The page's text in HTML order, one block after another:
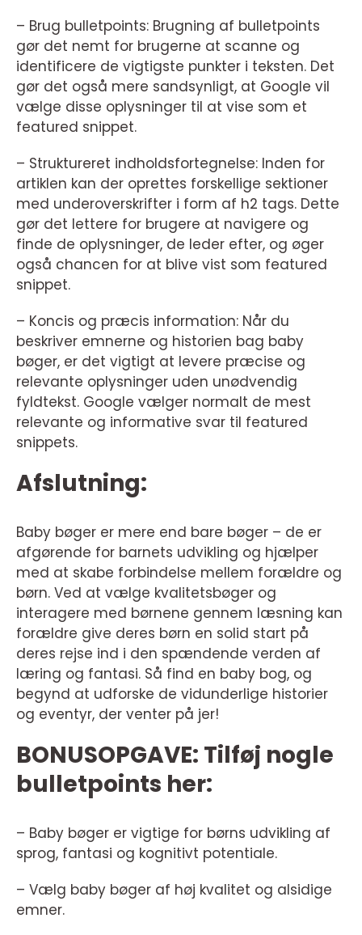
– Brug bulletpoints: Brugning af bulletpoints
gør det nemt for brugerne at scanne og
identificere de vigtigste punkter i teksten. Det
gør det også mere sandsynligt, at Google vil
vælge disse oplysninger til at vise som et
featured snippet.
– Struktureret indholdsfortegnelse: Inden for
artiklen kan der oprettes forskellige sektioner
med underoverskrifter i form af h2 tags. Dette
gør det lettere for brugere at navigere og
finde de oplysninger, de leder efter, og øger
også chancen for at blive vist som featured
snippet.
– Koncis og præcis information: Når du
beskriver emnerne og historien bag baby
bøger, er det vigtigt at levere præcise og
relevante oplysninger uden unødvendig
fyldtekst. Google vælger normalt de mest
relevante og informative svar til featured
snippets.
Afslutning:
Baby bøger er mere end bare bøger – de er
afgørende for barnets udvikling og hjælper
med at skabe forbindelse mellem forældre og
børn. Ved at vælge kvalitetsbøger og
interagere med børnene gennem læsning kan
forældre give deres børn en solid start på
deres rejse ind i den spændende verden af
læring og fantasi. Så find en baby bog, og
begynd at udforske de vidunderlige historier
og eventyr, der venter på jer!
BONUSOPGAVE: Tilføj nogle
bulletpoints her:
– Baby bøger er vigtige for børns udvikling af
sprog, fantasi og kognitivt potentiale.
– Vælg baby bøger af høj kvalitet og alsidige
emner.